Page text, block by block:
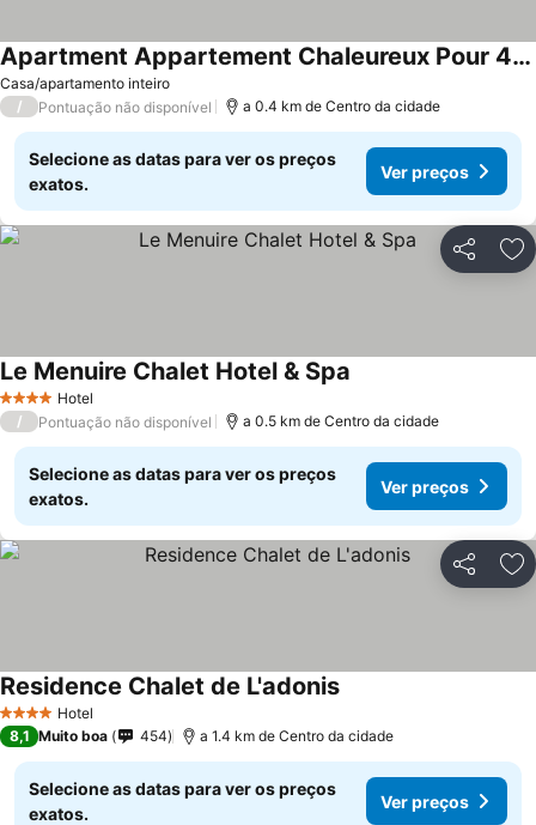
Casa/apartamento inteiro
Apartment Appartement Chaleureux Pour 4 A 100m Des Pistes
/ Pontuação não disponível a 0.4 km de Centro da cidade
Selecione as datas para ver os preços
exatos.
Ver preços
Partilhar
4 EstrelasHotel
Le Menuire Chalet Hotel & Spa
/ Pontuação não disponível a 0.5 km de Centro da cidade
Selecione as datas para ver os preços
exatos.
Ver preços
Partilhar
4 EstrelasHotel
Residence Chalet de L'adonis
8,1 Muito boa 454 a 1.4 km de Centro da cidade
Selecione as datas para ver os preços
exatos.
Ver preços